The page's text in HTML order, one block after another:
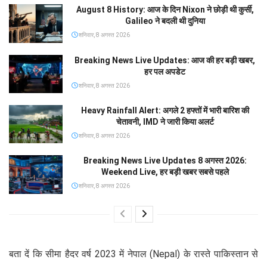
August 8 History: आज के दिन Nixon ने छोड़ी थी कुर्सी,
Galileo ने बदली थी दुनिया
शनिवार, 8 अगस्त 2026
Breaking News Live Updates: आज की हर बड़ी खबर,
हर पल अपडेट
शनिवार, 8 अगस्त 2026
Heavy Rainfall Alert: अगले 2 हफ्तों में भारी बारिश की
चेतावनी, IMD ने जारी किया अलर्ट
शनिवार, 8 अगस्त 2026
Breaking News Live Updates 8 अगस्त 2026:
Weekend Live, हर बड़ी खबर सबसे पहले
शनिवार, 8 अगस्त 2026
बता दें कि सीमा हैदर वर्ष 2023 में नेपाल (Nepal) के रास्ते पाकिस्तान से